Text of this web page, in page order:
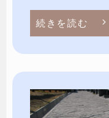
続きを読む